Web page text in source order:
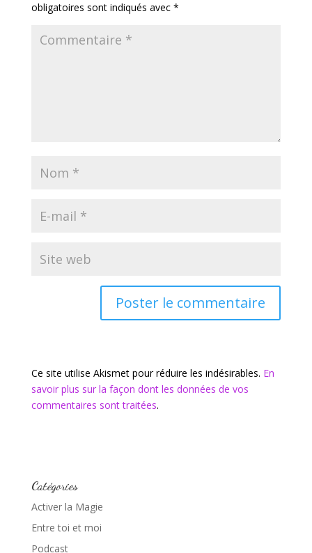
obligatoires sont indiqués avec *
Ce site utilise Akismet pour réduire les indésirables. En
savoir plus sur la façon dont les données de vos
commentaires sont traitées.
Catégories
Activer la Magie
Entre toi et moi
Podcast